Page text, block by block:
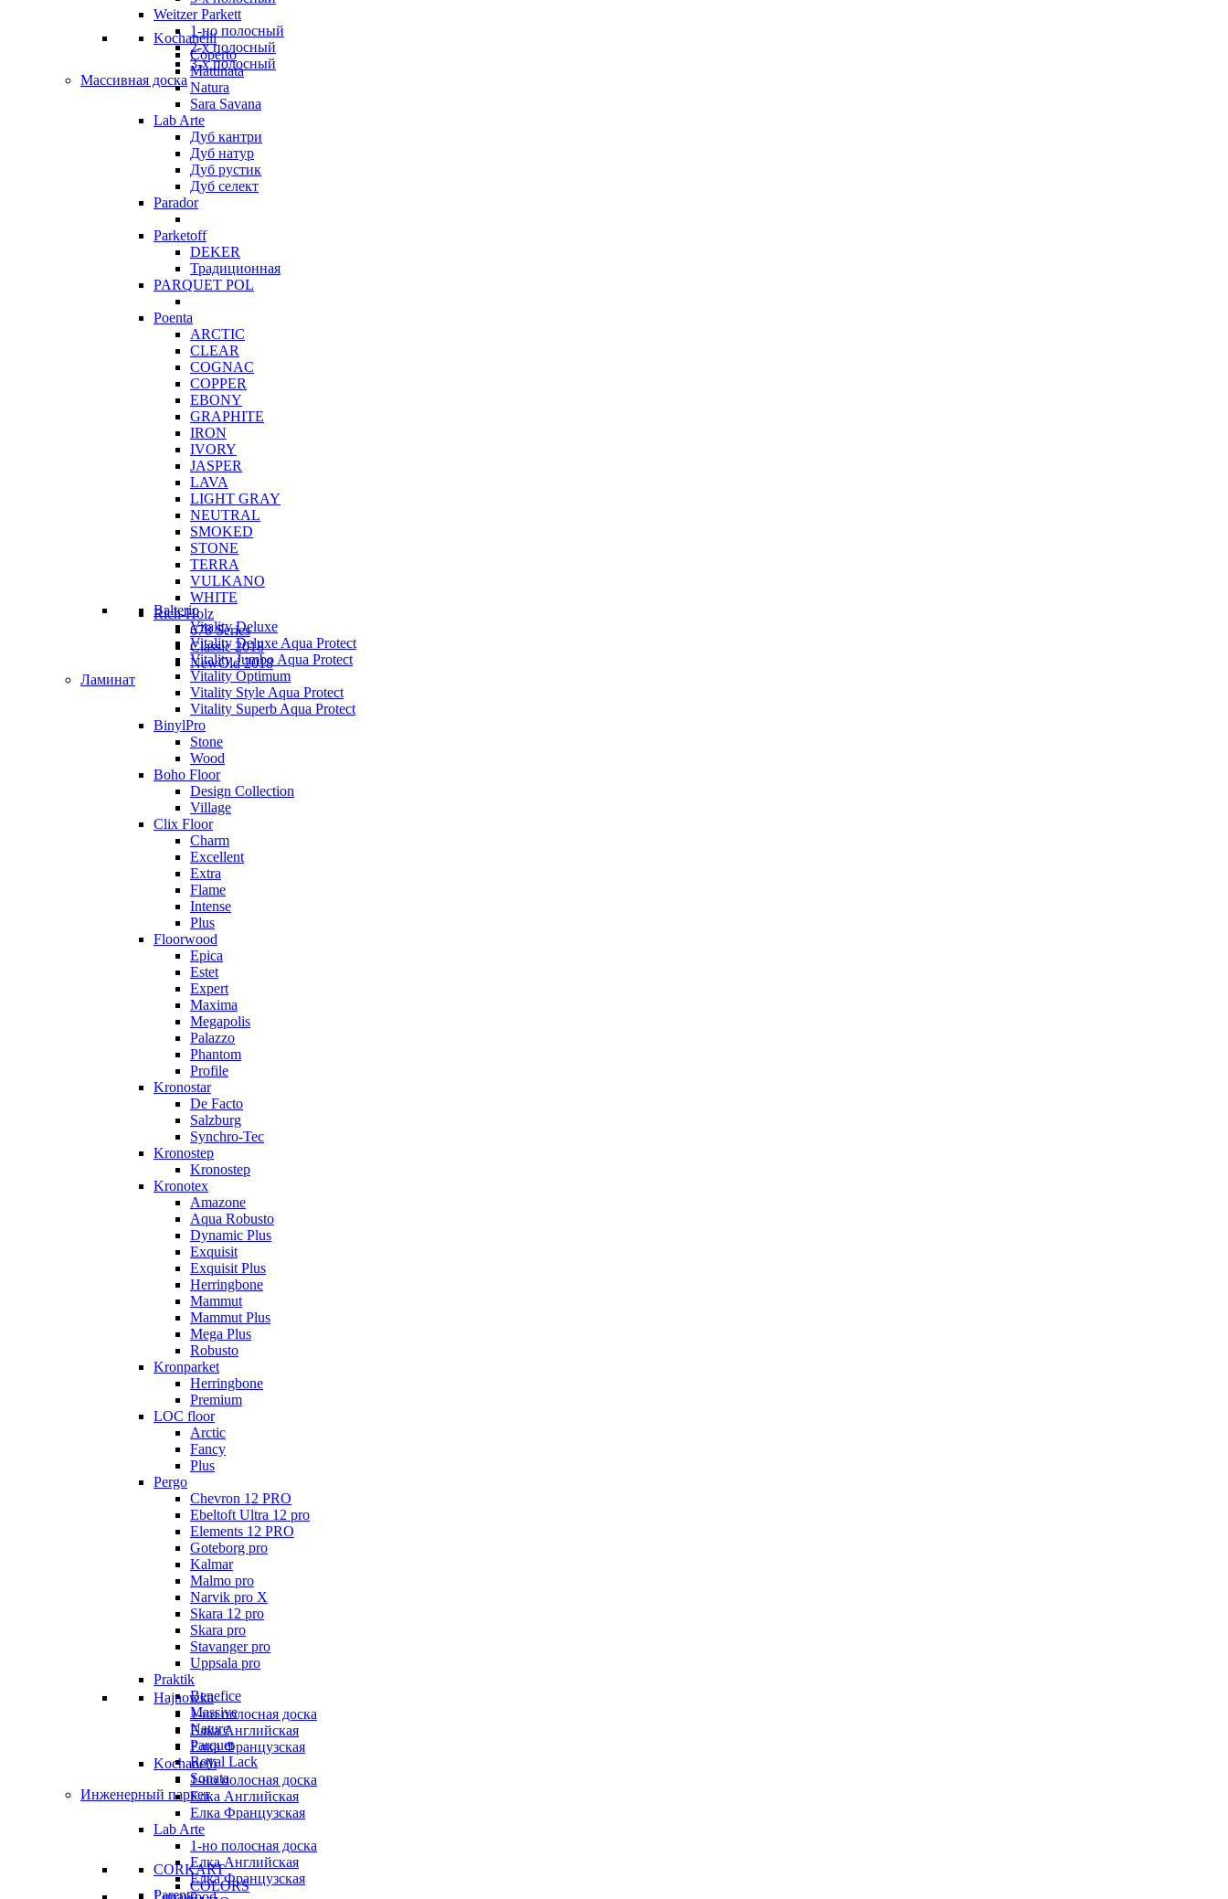
Weitzer Parkett
1-но полосный
2-х полосный
3-х полосный
Массивная доска
Kochanelli
Coperto
Mattinata
Natura
Sara Savana
Lab Arte
Дуб кантри
Дуб натур
Дуб рустик
Дуб селект
Parador
Parketoff
DEKER
Традиционная
PARQUET POL
Poenta
ARCTIC
CLEAR
COGNAC
COPPER
EBONY
GRAPHITE
IRON
IVORY
JASPER
LAVA
LIGHT GRAY
NEUTRAL
SMOKED
STONE
TERRA
VULKANO
WHITE
Rich-Holz
678 Series
Classic 2018
NewOld 2018
Ламинат
Balterio
Vitality Deluxe
Vitality Deluxe Aqua Protect
Vitality Jumbo Aqua Protect
Vitality Optimum
Vitality Style Aqua Protect
Vitality Superb Aqua Protect
BinylPro
Stone
Wood
Boho Floor
Design Collection
Village
Clix Floor
Charm
Excellent
Extra
Flame
Intense
Plus
Floorwood
Epica
Estet
Expert
Maxima
Megapolis
Palazzo
Phantom
Profile
Kronostar
De Facto
Salzburg
Synchro-Tec
Kronostep
Kronostep
Kronotex
Amazone
Aqua Robusto
Dynamic Plus
Exquisit
Exquisit Plus
Herringbone
Mammut
Mammut Plus
Mega Plus
Robusto
Kronparket
Herringbone
Premium
LOC floor
Arctic
Fancy
Plus
Pergo
Chevron 12 PRO
Ebeltoft Ultra 12 pro
Elements 12 PRO
Goteborg pro
Kalmar
Malmo pro
Narvik pro X
Skara 12 pro
Skara pro
Stavanger pro
Uppsala pro
Praktik
Benefice
Massive
Nature
Parquet
Royal Lack
Sonata
Инженерный паркет
Hajnowka
1-но полосная доска
Елка Английская
Елка Французская
Kochanelli
1-но полосная доска
Елка Английская
Елка Французская
Lab Arte
1-но полосная доска
Елка Английская
Елка Французская
Parento
CORKART
COLORS